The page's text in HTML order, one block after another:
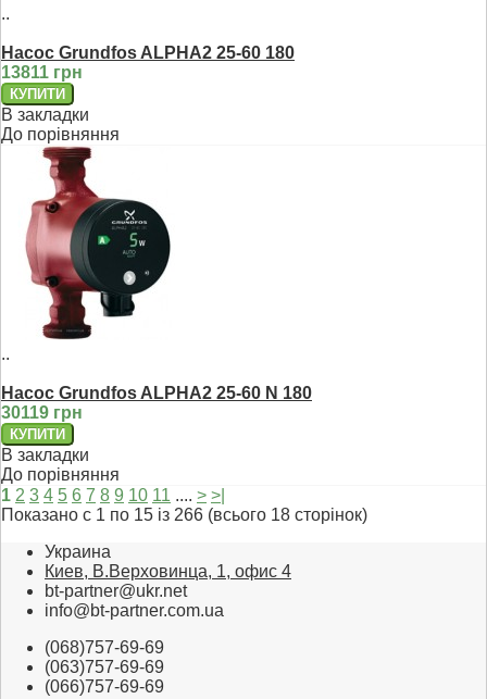
..
Насос Grundfos ALPHA2 25-60 180
13811 грн
В закладки
До порівняння
..
Насос Grundfos ALPHA2 25-60 N 180
30119 грн
В закладки
До порівняння
1 2 3 4 5 6 7 8 9 10 11 .... > >|
Показано с 1 по 15 із 266 (всього 18 сторінок)
Украина
Киев, В.Верховинца, 1, офис 4
bt-partner@ukr.net
info@bt-partner.com.ua
(068)757-69-69
(063)757-69-69
(066)757-69-69